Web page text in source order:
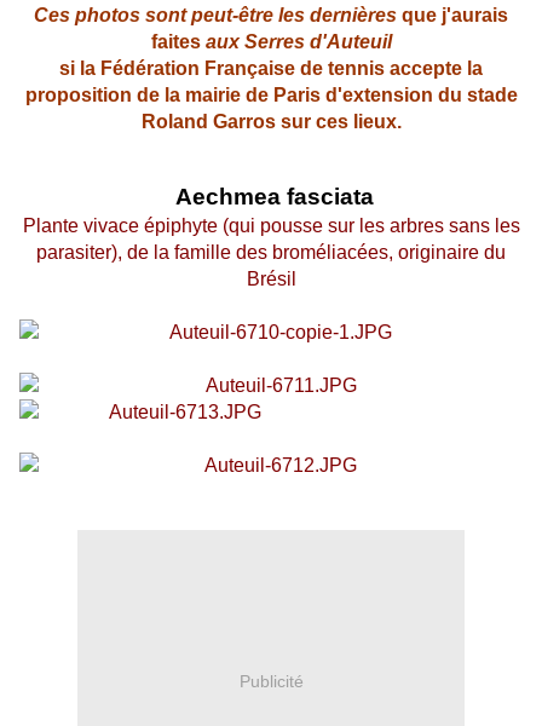
Ces photos sont peut-être les dernières que j'aurais
faites aux Serres d'Auteuil
si la Fédération Française de tennis accepte la
proposition de la mairie de Paris d'extension du stade
Roland Garros sur ces lieux.
Aechmea fasciata
Plante vivace épiphyte (qui pousse sur les arbres sans les
parasiter), de la famille des broméliacées, originaire du
Brésil
Publicité